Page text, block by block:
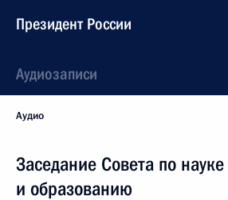
Президент России
Аудиозаписи
Аудио
Заседание Совета по науке
и образованию